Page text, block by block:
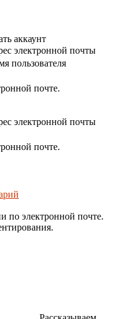
аккаунт
электронной почты
пользователя
почте.
электронной почты
почте.
по электронной почте.